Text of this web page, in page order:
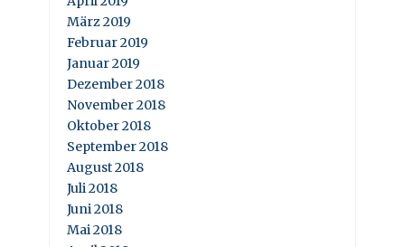
März 2019
Februar 2019
Januar 2019
Dezember 2018
November 2018
Oktober 2018
September 2018
August 2018
Juli 2018
Juni 2018
Mai 2018